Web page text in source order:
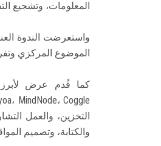
المعلومات، وتشجيع
واستعرضت الندوة
الموضوع المركزي
التخزين، والعمل
والكتابة، وتصميم